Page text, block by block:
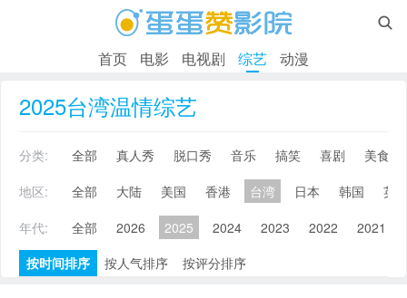

首页 电影 电视剧 综艺 动漫
2025台湾温情综艺
分类: 全部 真人秀 脱口秀 音乐 搞笑 喜剧
美食
地区:
全部 大陆 美国 香港 台湾 日本 韩国
英
年代:
全部 2026 2025 2024 2023 2022 2021
按时间排序
按人气排序 按评分排序